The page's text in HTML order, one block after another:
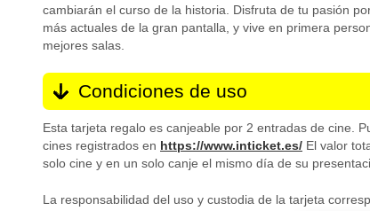
cambiarán el curso de la historia. Disfruta de tu pasión
más actuales de la gran pantalla, y vive en primera
mejores salas.
Condiciones de uso
Esta tarjeta regalo es canjeable por 2 entradas de cine.
cines registrados en https://www.inticket.es/ El valor
solo cine y en un solo canje el mismo día de su
La responsabilidad del uso y custodia de la tarjeta